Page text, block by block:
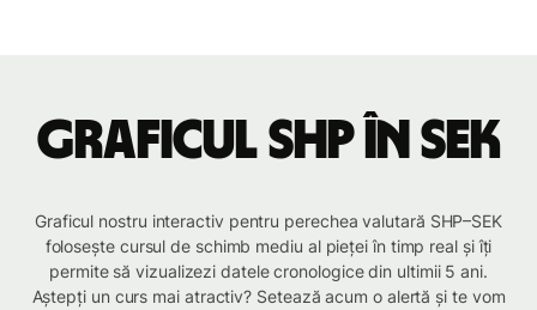
Graficul SHP în SEK
Graficul nostru interactiv pentru perechea valutară SHP–SEK
folosește cursul de schimb mediu al pieței în timp real și îți
permite să vizualizezi datele cronologice din ultimii 5 ani.
Aștepți un curs mai atractiv? Setează acum o alertă și te vom